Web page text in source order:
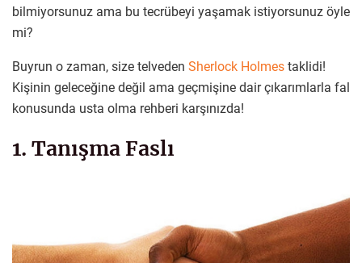
bilmiyorsunuz ama bu tecrübeyi yaşamak istiyorsunuz öyle
mi?
Buyrun o zaman, size telveden Sherlock Holmes taklidi!
Kişinin geleceğine değil ama geçmişine dair çıkarımlarla fal
konusunda usta olma rehberi karşınızda!
1. Tanışma Faslı